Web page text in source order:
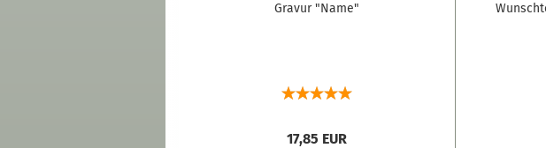
Gravur "Name"
17,85 EUR